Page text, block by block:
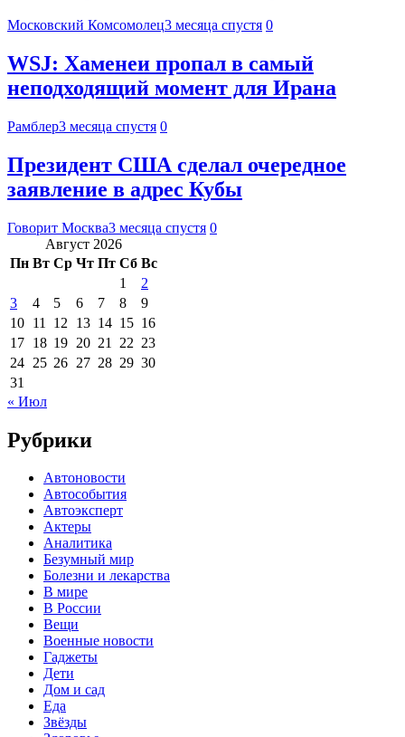
Московский Комсомолец3 месяца спустя 0
WSJ: Хаменеи пропал в самый
неподходящий момент для Ирана
Рамблер3 месяца спустя 0
Президент США сделал очередное
заявление в адрес Кубы
Говорит Москва3 месяца спустя 0
Август 2026
Пн Вт Ср Чт Пт Сб Вс
1
2
3
4 5 6 7 8
9
10 11 12 13 14 15 16
17 18 19 20 21 22 23
24 25 26 27 28 29 30
31
« Июл
Рубрики
Автоновости
Автособытия
Автоэксперт
Актеры
Аналитика
Безумный мир
Болезни и лекарства
В мире
В России
Вещи
Военные новости
Гаджеты
Дети
Дом и сад
Еда
Звёзды